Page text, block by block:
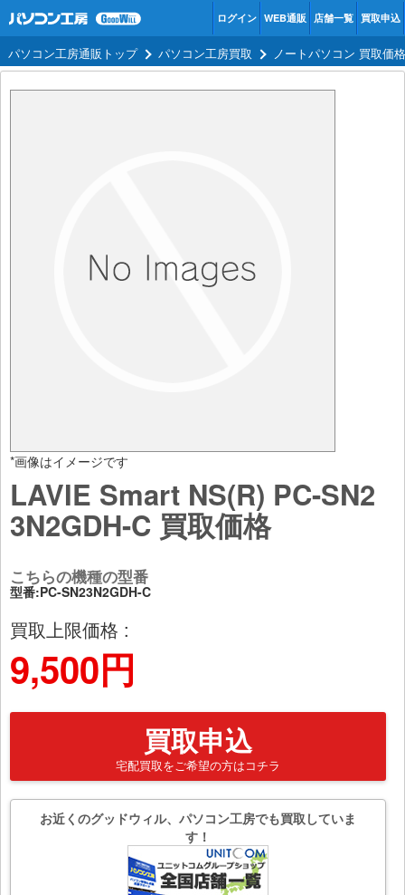
ログイン WEB通販 店舗一覧 買取申込
パソコン工房通販トップ パソコン工房買取 ノートパソコン 買取価
*画像はイメージです
LAVIE Smart NS(R) PC-SN2
3N2GDH-C 買取価格
こちらの機種の型番
型番:PC-SN23N2GDH-C
買取上限価格 :
9,500円
買取申込
宅配買取をご希望の方はコチラ
お近くのグッドウィル、パソコン工房でも買取していま
す！